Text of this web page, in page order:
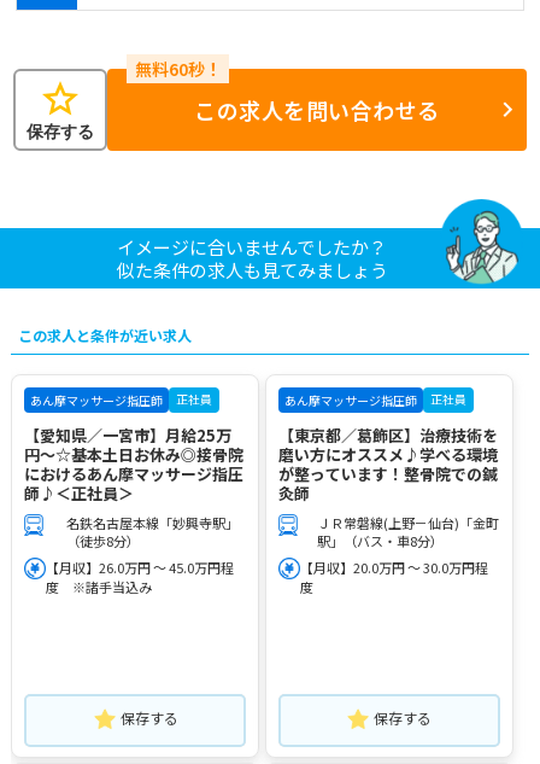
star
保存する
この求人を問い合わせる
イメージに合いませんでしたか？
似た条件の求人も見てみましょう
この求人と条件が近い求人
あん摩マッサージ指圧師 正社員
【愛知県／一宮市】月給25万
円～☆基本土日お休み◎接骨院
におけるあん摩マッサージ指圧
師♪＜正社員＞
名鉄名古屋本線「妙興寺駅」
（徒歩8分）
【月収】26.0万円 ～ 45.0万円程
度 ※諸手当込み
保存する
あん摩マッサージ指圧師 正社員
【東京都／葛飾区】治療技術を
磨い方にオススメ♪学べる環境
が整っています！整骨院での鍼
灸師
ＪＲ常磐線(上野－仙台)「金町
駅」（バス・車8分）
【月収】20.0万円 ～ 30.0万円程
度
保存する